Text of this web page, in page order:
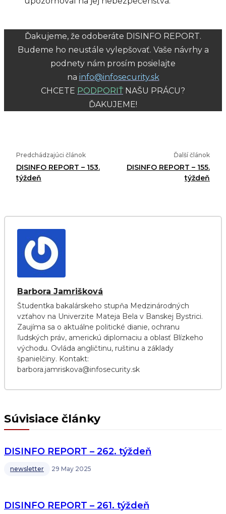
Ďakujeme, že odoberáte DISINFO REPORT.
Budeme ho neustále vylepšovať. Vaše návrhy a
podnety nám prosím posielajte
na info@infosecurity.sk
CHCETE PODPORIŤ NAŠU PRÁCU?
ĎAKUJEME!
Predchádzajúci článok
DISINFO REPORT – 153.
týždeň
Ďalší článok
DISINFO REPORT – 155.
týždeň
Barbora Jamrišková
Študentka bakalárskeho stupňa Medzinárodných
vzťahov na Univerzite Mateja Bela v Banskej Bystrici.
Zaujíma sa o aktuálne politické dianie, ochranu
ľudských práv, americkú diplomaciu a oblasť Blízkeho
východu. Ovláda angličtinu, ruštinu a základy
španielčiny. Kontakt:
barbora.jamriskova@infosecurity.sk
Súvisiace články
DISINFO REPORT – 262. týždeň
newsletter 29 May 2025
DISINFO REPORT – 261. týždeň